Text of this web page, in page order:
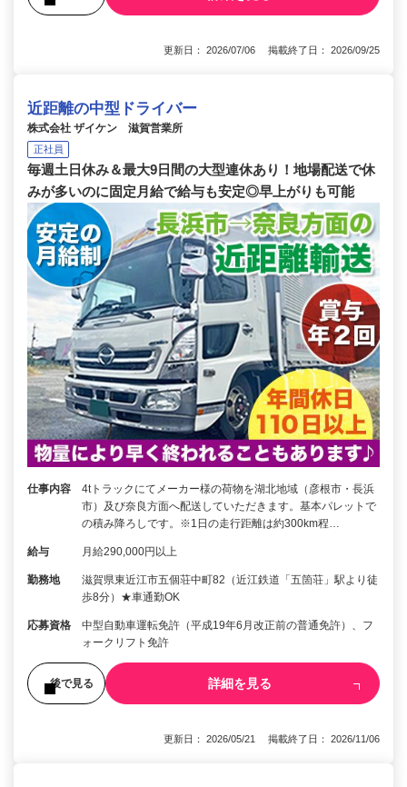
更新日： 2026/07/06 掲載終了日： 2026/09/25
近距離の中型ドライバー
株式会社 ザイケン 滋賀営業所
正社員
毎週土日休み＆最大9日間の大型連休あり！地場配送で休
みが多いのに固定月給で給与も安定◎早上がりも可能
仕事内容
4tトラックにてメーカー様の荷物を湖北地域（彦根市・長浜
市）及び奈良方面へ配送していただきます。基本パレットで
の積み降ろしです。※1日の走行距離は約300km程…
給与 月給290,000円以上
勤務地
滋賀県東近江市五個荘中町82（近江鉄道「五箇荘」駅より徒
歩8分）★車通勤OK
応募資格
中型自動車運転免許（平成19年6月改正前の普通免許）、フ
ォークリフト免許
後で見る 詳細を見る
更新日： 2026/05/21 掲載終了日： 2026/11/06